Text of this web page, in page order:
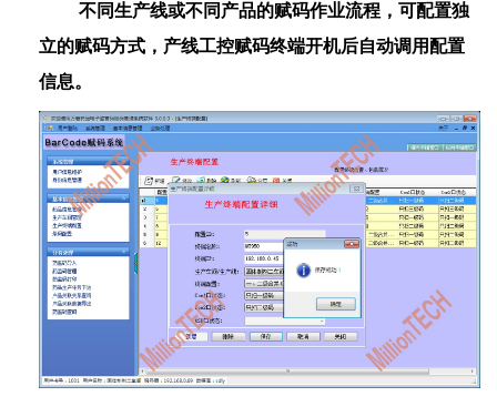
不同生产线或不同产品的赋码作业流程，可配置独
立的赋码方式，产线工控赋码终端开机后自动调用配置
信息。